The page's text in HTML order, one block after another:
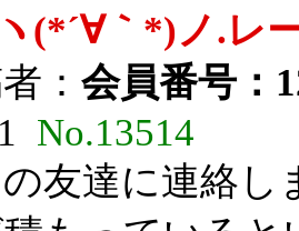
(*´∀｀*)ノ.レ
： 会員番号：
No.13514
友達に連絡し